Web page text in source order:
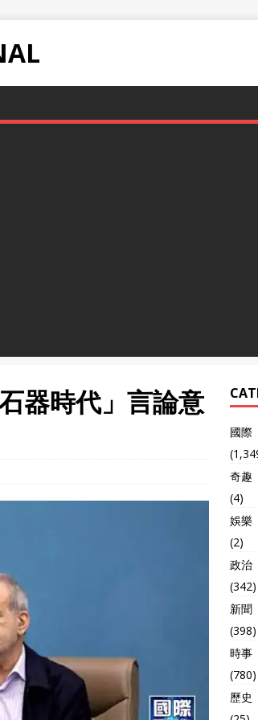
器時代」言論意
國際
奇趣
(4)
娛樂
(2)
政治
(342)
新聞
(398)
時事
(780)
歷史